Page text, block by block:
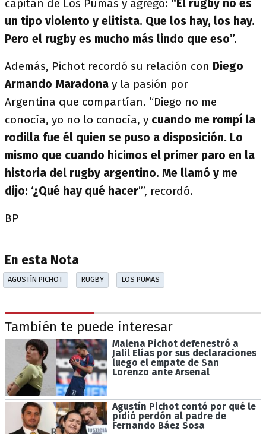
capitán de Los Pumas y agregó: “El rugby no es
un tipo violento y elitista. Que los hay, los hay.
Pero el rugby es mucho más lindo que eso”.
Además, Pichot recordó su relación con Diego
Armando Maradona y la pasión por
Argentina que compartían. “Diego no me
conocía, yo no lo conocía, y cuando me rompí la
rodilla fue él quien se puso a disposición. Lo
mismo que cuando hicimos el primer paro en la
historia del rugby argentino. Me llamó y me
dijo: ‘¿Qué hay qué hacer’”, recordó.
BP
En esta Nota
AGUSTÍN PICHOT RUGBY LOS PUMAS
También te puede interesar
Malena Pichot defenestró a
Jalil Elías por sus declaraciones
luego el empate de San
Lorenzo ante Arsenal
Agustín Pichot contó por qué le
pidió perdón al padre de
Fernando Báez Sosa